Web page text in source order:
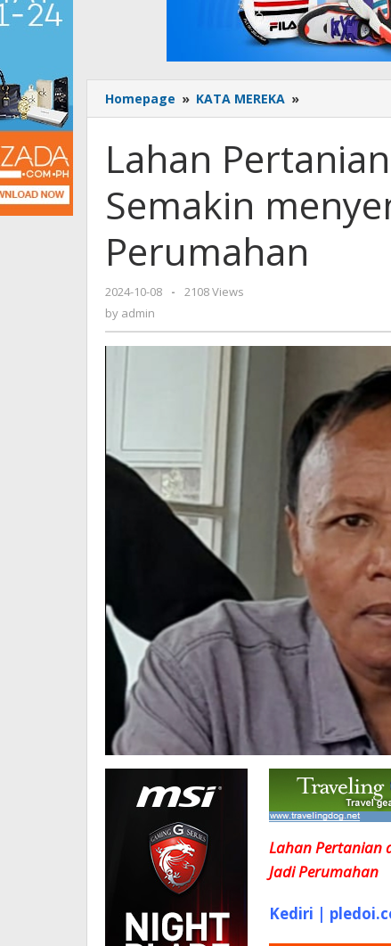
Homepage » KATA MEREKA »
Pertanian
Lingkungan
Bence
Semakin
menyempit
Karena
Jadi
Lahan
Semakin
Perumahan
2024-10-08
by
-
2108 Views
by admin
Lahan Pertanian
Jadi Perumahan
Kediri |